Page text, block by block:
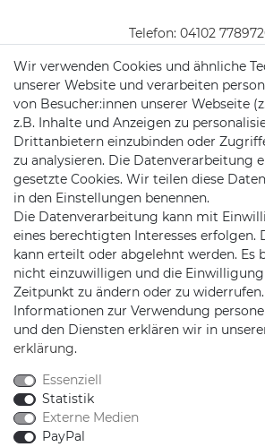
Telefon: 04102
Mail:
Jochim-Klindt-Str. 5
22926 Ahrensburg
Schnellversand auf
Schnellversand
*Alle Preise inkl. MwSt., zzgl.
Wir verwenden Cookies und ähnliche
unserer Website und verarbeiten
von Besucher:innen unserer Webseite
z.B. Inhalte und Anzeigen zu
Drittanbietern einzubinden oder
zu analysieren. Die Datenverarbeitung
gesetzte Cookies. Wir teilen diese
in den Einstellungen benennen.
Die Datenverarbeitung kann mit
eines berechtigten Interesses erfolgen.
kann erteilt oder abgelehnt werden. Es
nicht einzuwilligen und die
Zeitpunkt zu ändern oder zu
Informationen zur Verwendung
und den Diensten erklären wir in
erklärung.
Essenziell
Statistik
Externe Medien
PayPal